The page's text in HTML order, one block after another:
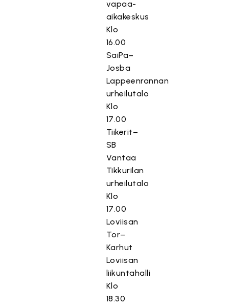
vapaa-
aikakeskus
Klo
16.00
SaiPa–
Josba
Lappeenrannan
urheilutalo
Klo
17.00
Tiikerit–
SB
Vantaa
Tikkurilan
urheilutalo
Klo
17.00
Loviisan
Tor–
Karhut
Loviisan
liikuntahalli
Klo
18.30